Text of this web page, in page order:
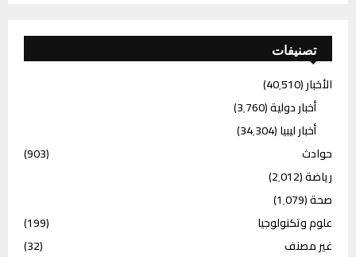
تصنيفات
الأخبار(40٬510)
أخبار دولية(3٬760)
أخبار ليبيا(34٬304)
حوادث
(903)
رياضة(2٬012)
صحة(1٬079)
علوم وتكنولوجيا
(199)
غير مصنف
(32)